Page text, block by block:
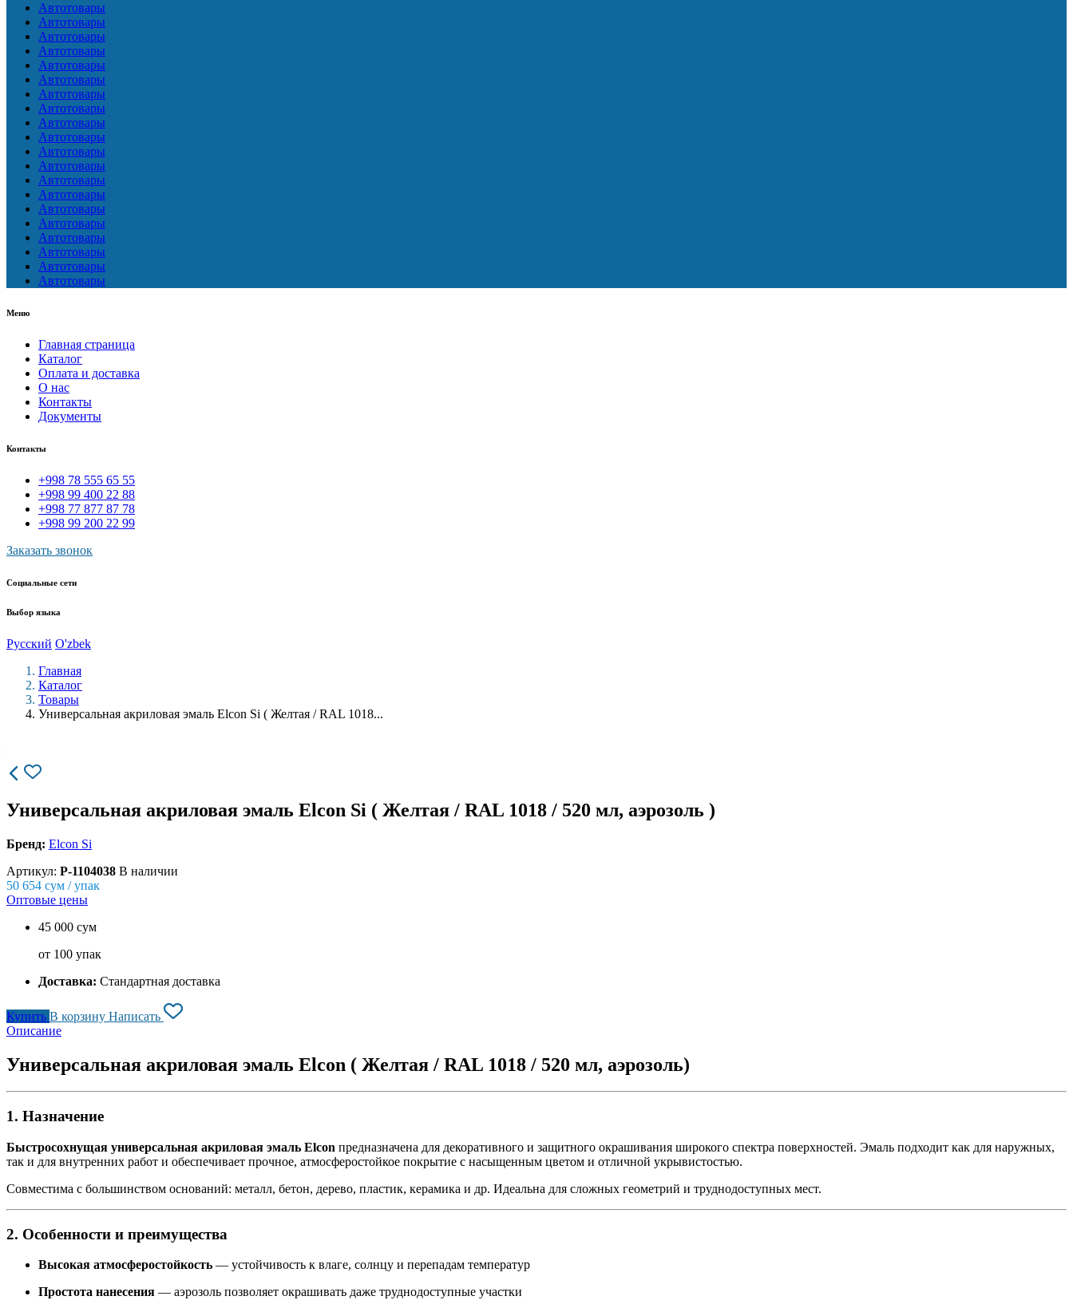
Автотовары
Автотовары
Автотовары
Автотовары
Автотовары
Автотовары
Автотовары
Автотовары
Автотовары
Автотовары
Автотовары
Автотовары
Автотовары
Автотовары
Автотовары
Автотовары
Автотовары
Автотовары
Автотовары
Автотовары
Меню
Главная страница
Каталог
Оплата и доставка
О нас
Контакты
Документы
Контакты
+998 78 555 65 55
+998 99 400 22 88
+998 77 877 87 78
+998 99 200 22 99
Заказать звонок
Социальные сети
Выбор языка
Русский O'zbek
Главная
Каталог
Товары
Универсальная акриловая эмаль Elcon Si ( Желтая / RAL 1018...
Универсальная акриловая эмаль Elcon Si ( Желтая / RAL 1018 / 520 мл, аэрозоль )
Бренд: Elcon Si
Артикул: P-1104038 В наличии
50 654 сум / упак
Оптовые цены
45 000 сум
от 100 упак
Доставка: Стандартная доставка
Купить В корзину Написать
Описание
Универсальная акриловая эмаль Elcon ( Желтая / RAL 1018 / 520 мл, аэрозоль)
1. Назначение
Быстросохнущая универсальная акриловая эмаль Elcon предназначена для декоративного и защитного окрашивания широкого спектра поверхностей. Эмаль подходит как для наружных,
так и для внутренних работ и обеспечивает прочное, атмосферостойкое покрытие с насыщенным цветом и отличной укрывистостью.
Совместима с большинством оснований: металл, бетон, дерево, пластик, керамика и др. Идеальна для сложных геометрий и труднодоступных мест.
2. Особенности и преимущества
Высокая атмосферостойкость — устойчивость к влаге, солнцу и перепадам температур
Простота нанесения — аэрозоль позволяет окрашивать даже труднодоступные участки